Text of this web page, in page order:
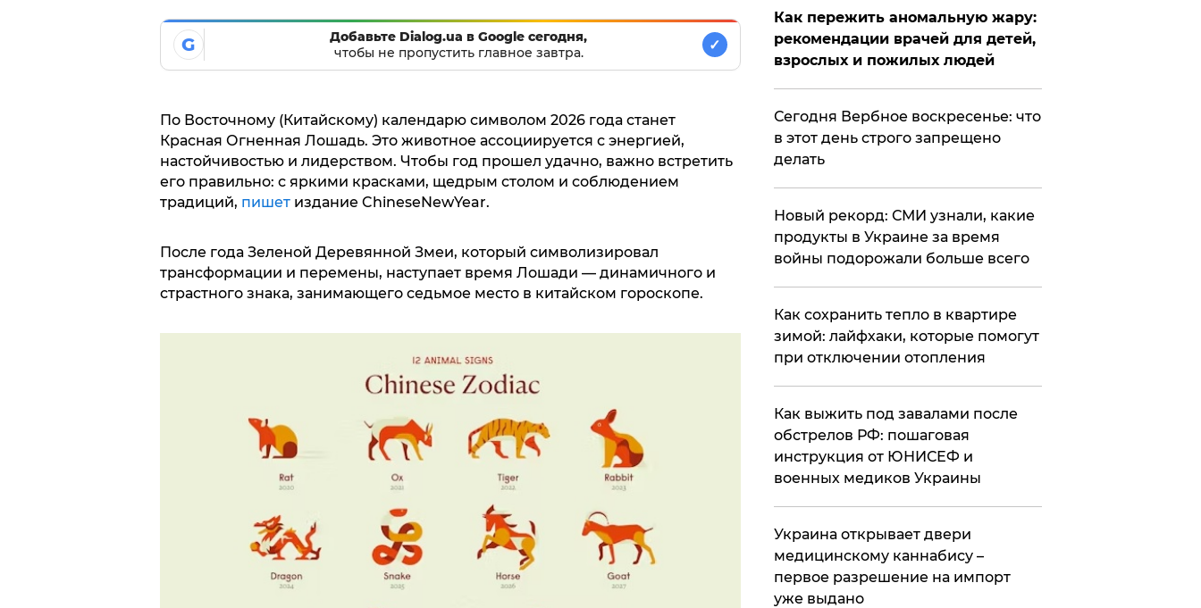
G
Добавьте Dialog.ua в Google сегодня,
чтобы не пропустить главное завтра.
✓
По Восточному (Китайскому) календарю символом 2026 года станет
Красная Огненная Лошадь. Это животное ассоциируется с энергией,
настойчивостью и лидерством. Чтобы год прошел удачно, важно встретить
его правильно: с яркими красками, щедрым столом и соблюдением
традиций, пишетиздание ChineseNewYear.
После года Зеленой Деревянной Змеи, который символизировал
трансформации и перемены, наступает время Лошади — динамичного и
страстного знака, занимающего седьмое место в китайском гороскопе.
Как пережить аномальную жару:
рекомендации врачей для детей,
взрослых и пожилых людей
​Сегодня Вербное воскресенье: что
в этот день строго запрещено
делать
Новый рекорд: СМИ узнали, какие
продукты в Украине за время
войны подорожали больше всего
​Как сохранить тепло в квартире
зимой: лайфхаки, которые помогут
при отключении отопления
Как выжить под завалами после
обстрелов РФ: пошаговая
инструкция от ЮНИСЕФ и
военных медиков Украины
Украина открывает двери
медицинскому каннабису –
первое разрешение на импорт
уже выдано